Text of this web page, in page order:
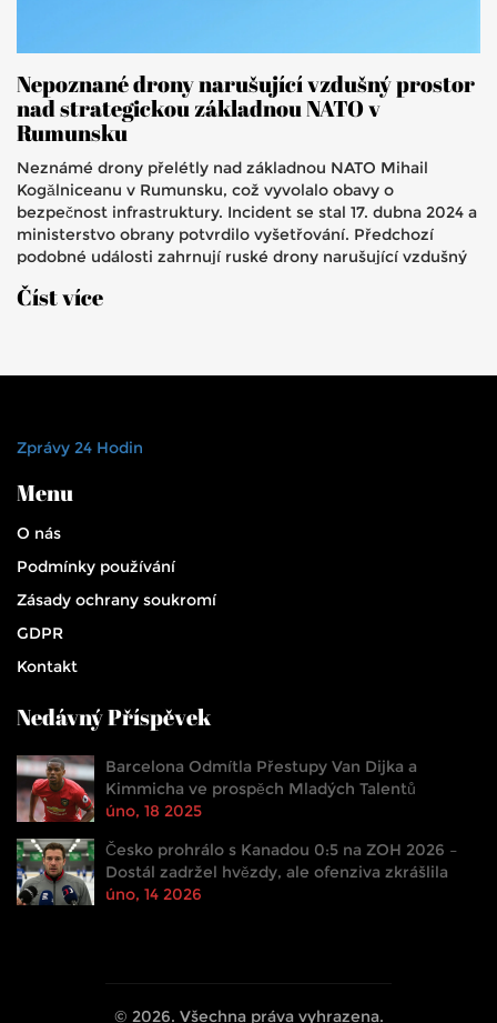
Nepoznané drony narušující vzdušný prostor
nad strategickou základnou NATO v
Rumunsku
Neznámé drony přelétly nad základnou NATO Mihail
Kogălniceanu v Rumunsku, což vyvolalo obavy o
bezpečnost infrastruktury. Incident se stal 17. dubna 2024 a
ministerstvo obrany potvrdilo vyšetřování. Předchozí
podobné události zahrnují ruské drony narušující vzdušný
Číst více
Zprávy 24 Hodin
Menu
O nás
Podmínky používání
Zásady ochrany soukromí
GDPR
Kontakt
Nedávný Příspěvek
Barcelona Odmítla Přestupy Van Dijka a
Kimmicha ve prospěch Mladých Talentů
úno, 18 2025
Česko prohrálo s Kanadou 0:5 na ZOH 2026 –
Dostál zadržel hvězdy, ale ofenziva zkrášlila
úno, 14 2026
© 2026. Všechna práva vyhrazena.